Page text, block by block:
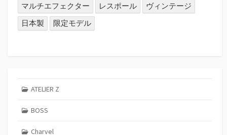
マルチエフェクター レスポール
ヴィンテージ
日本製
限定モデル
ATELIER Z
BOSS
Charvel